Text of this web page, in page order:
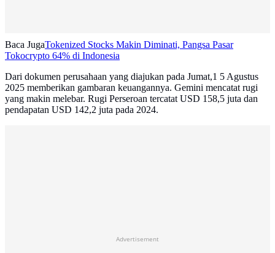
Baca JugaTokenized Stocks Makin Diminati, Pangsa Pasar
Tokocrypto 64% di Indonesia
Dari dokumen perusahaan yang diajukan pada Jumat,1 5 Agustus
2025 memberikan gambaran keuangannya. Gemini mencatat rugi
yang makin melebar. Rugi Perseroan tercatat USD 158,5 juta dan
pendapatan USD 142,2 juta pada 2024.
Advertisement